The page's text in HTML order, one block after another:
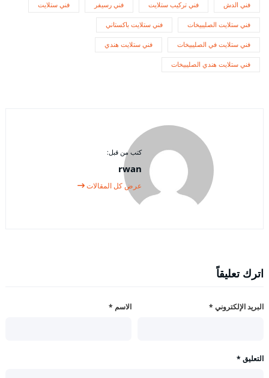
فني الدش فني تركيب ستلايت فني رسيفر فني ستلايت
فني ستلايت الصليبيخات فني ستلايت باكستاني
فني ستلايت في الصليبيخات فني ستلايت هندي
فني ستلايت هندي الصليبيخات
كتب من قبل:
rwan
عرض كل المقالات
اترك تعليقاً
الاسم * البريد الإلكتروني *
التعليق *